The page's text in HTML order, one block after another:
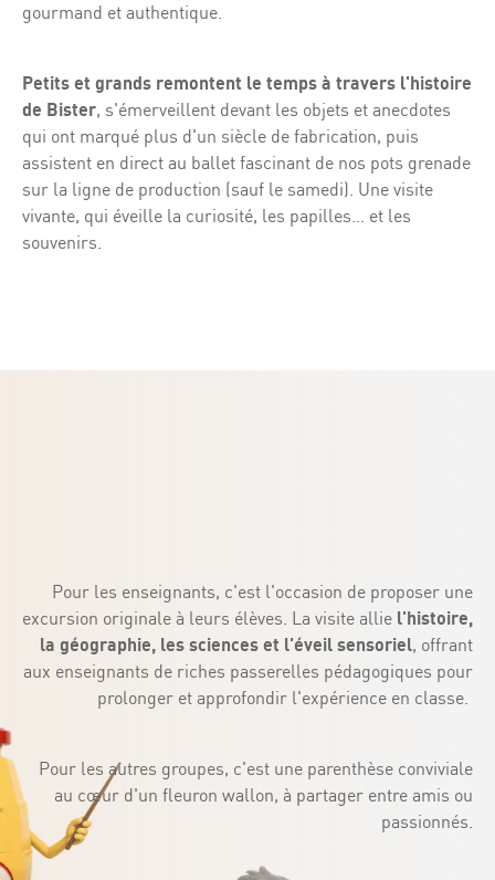
gourmand et authentique.
Petits et grands remontent le temps à travers l'histoire
de Bister, s'émerveillent devant les objets et anecdotes
qui ont marqué plus d'un siècle de fabrication, puis
assistent en direct au ballet fascinant de nos pots grenade
sur la ligne de production (sauf le samedi). Une visite
vivante, qui éveille la curiosité, les papilles… et les
souvenirs.
Pour les enseignants, c'est l'occasion de proposer une
excursion originale à leurs élèves. La visite allie l'histoire,
la géographie, les sciences et l'éveil sensoriel, offrant
aux enseignants de riches passerelles pédagogiques pour
prolonger et approfondir l'expérience en classe.
Pour les autres groupes, c'est une parenthèse conviviale
au cœur d'un fleuron wallon, à partager entre amis ou
passionnés.